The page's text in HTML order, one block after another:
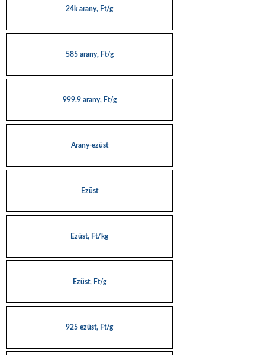
24k arany, Ft/g
585 arany, Ft/g
999.9 arany, Ft/g
Arany-ezüst
Ezüst
Ezüst, Ft/kg
Ezüst, Ft/g
925 ezüst, Ft/g